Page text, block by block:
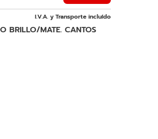
I.V.A. y Transporte incluído
BRILLO/MATE. CANTOS